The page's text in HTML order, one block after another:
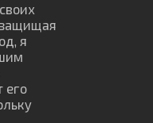
защищая
я
его